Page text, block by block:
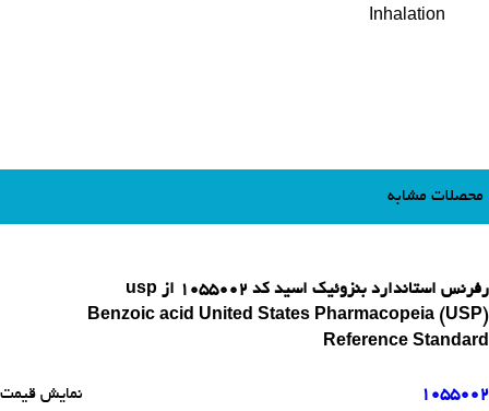
Inhalation
محصلات مشابه
رفرنس استاندارد بنزوئیک اسید کد 1055002 از usp
Benzoic acid United States Pharmacopeia (USP)
Reference Standard
1055002 نمایش قیمت